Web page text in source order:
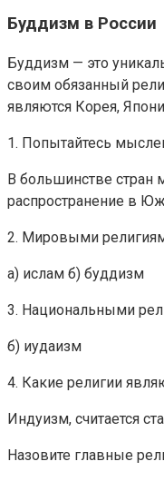
Буддизм в России
Буддизм — это
своим обязанный
являются Корея,
1. Попытайтесь
В большинстве стран
распространение в
2. Мировыми
а) ислам б) буддизм
3. Национальными
б) иудаизм
4. Какие религии
Индуизм, считается
Назовите главные